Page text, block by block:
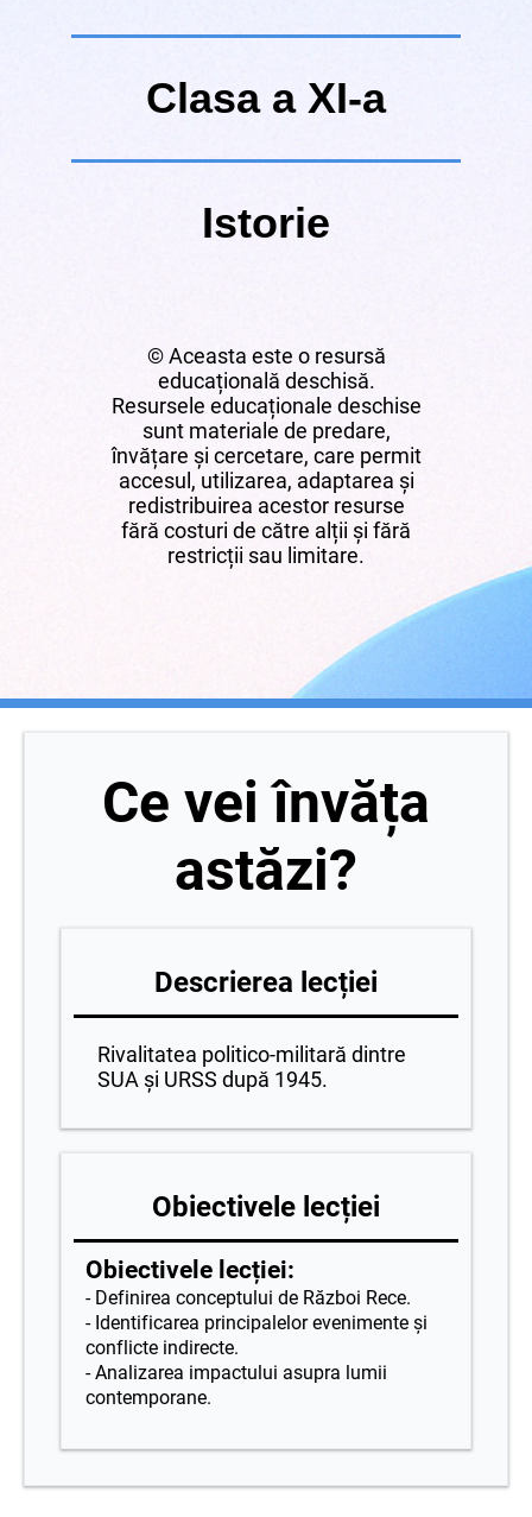
Clasa a XI-a
Istorie
© Aceasta este o resursă
educațională deschisă.
Resursele educaționale deschise
sunt materiale de predare,
învățare și cercetare, care permit
accesul, utilizarea, adaptarea și
redistribuirea acestor resurse
fără costuri de către alții și fără
restricții sau limitare.
Ce vei învăța
astăzi?
Descrierea lecției
Rivalitatea politico-militară dintre
SUA și URSS după 1945.
Obiectivele lecției
Obiectivele lecției:
- Definirea conceptului de Război Rece.
- Identificarea principalelor evenimente și
conflicte indirecte.
- Analizarea impactului asupra lumii
contemporane.